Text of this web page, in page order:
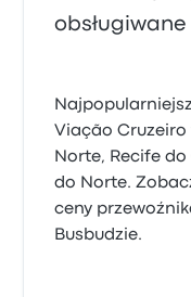
Viação Cruzeiro
Norte, Recife
do Norte.
ceny
Busbudzie.